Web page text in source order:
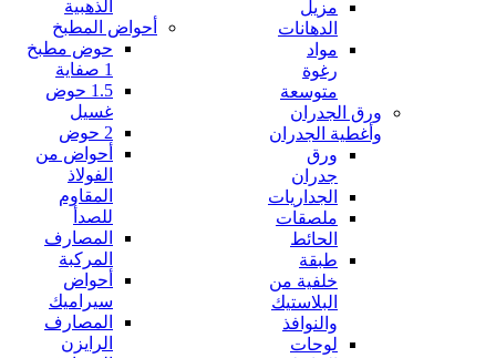
مزيل
الدهانات
مواد
رغوة
متوسعة
ورق الجدران
وأغطية الجدران
ورق
جدران
الجداريات
ملصقات
الحائط
طبقة
خلفية من
البلاستيك
والنوافذ
لوحات
الذهبية
أحواض المطبخ
حوض مطبخ
1 صفاية
1.5 حوض
غسيل
2 حوض
أحواض من
الفولاذ
المقاوم
للصدأ
المصارف
المركبة
أحواض
سيراميك
المصارف
الرايزن